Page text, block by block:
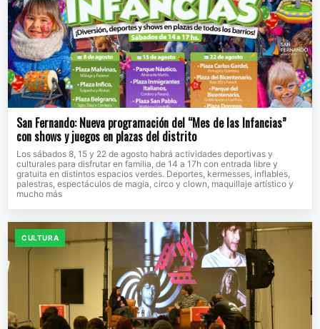
San Fernando: Nueva programación del “Mes de las Infancias”
con shows y juegos en plazas del distrito
Los sábados 8, 15 y 22 de agosto habrá actividades deportivas y
culturales para disfrutar en familia, de 14 a 17h con entrada libre y
gratuita en distintos espacios verdes. Deportes, kermesses, inflables,
palestras, espectáculos de magia, circo y clown, maquillaje artístico y
mucho más
CULTURA